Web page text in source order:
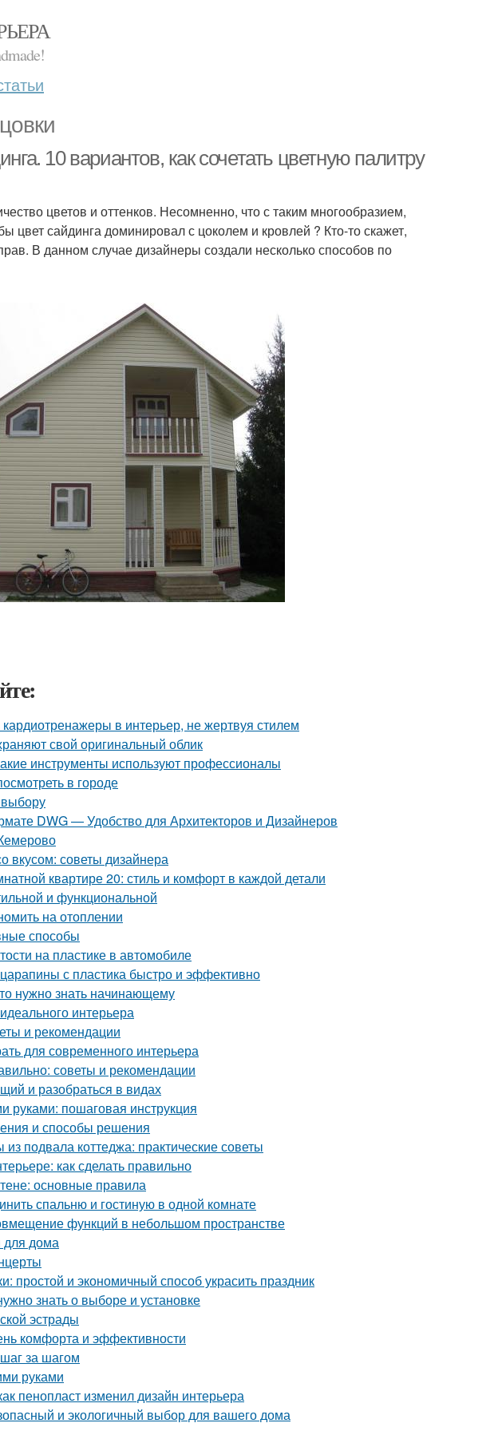
10 вариантов, как сочетать цветную палитру
цветов и оттенков. Несомненно, что с таким многообразием,
цвет сайдинга доминировал с цоколем и кровлей ? Кто-то скажет,
В данном случае дизайнеры создали несколько способов по
в интерьер, не жертвуя стилем
свой оригинальный облик
инструменты используют профессионалы
в городе
выбору
DWG — Удобство для Архитекторов и Дизайнеров
вкусом: советы дизайнера
квартире 20: стиль и комфорт в каждой детали
и функциональной
на отоплении
способы
на пластике в автомобиле
с пластика быстро и эффективно
нужно знать начинающему
интерьера
и рекомендации
для современного интерьера
советы и рекомендации
и разобраться в видах
руками: пошаговая инструкция
и способы решения
подвала коттеджа: практические советы
как сделать правильно
основные правила
спальню и гостиную в одной комнате
функций в небольшом пространстве
для дома
простой и экономичный способ украсить праздник
знать о выборе и установке
эстрады
комфорта и эффективности
за шагом
руками
пенопласт изменил дизайн интерьера
и экологичный выбор для вашего дома